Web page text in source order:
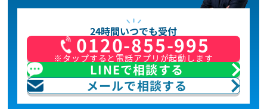
24時間いつでも受付
0120-855-995
※タップすると電話アプリが起動します
LINEで相談する
メールで相談する